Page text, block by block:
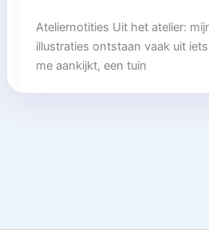
Ateliernotities Uit het atelier:
illustraties ontstaan vaak uit
me aankijkt, een tuin